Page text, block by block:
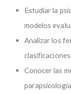
Estudiar la
modelos
Analizar los
Conocer las